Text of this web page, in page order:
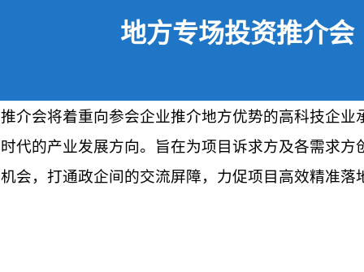
地方专场投资推介会
推介会将着重向参会企业推介地方优势的高科技企业
时代的产业发展方向。旨在为项目诉求方及各需求方
机会，打通政企间的交流屏障，力促项目高效精准落